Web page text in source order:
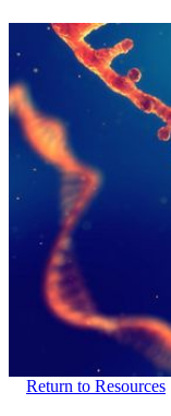
Return to Resources